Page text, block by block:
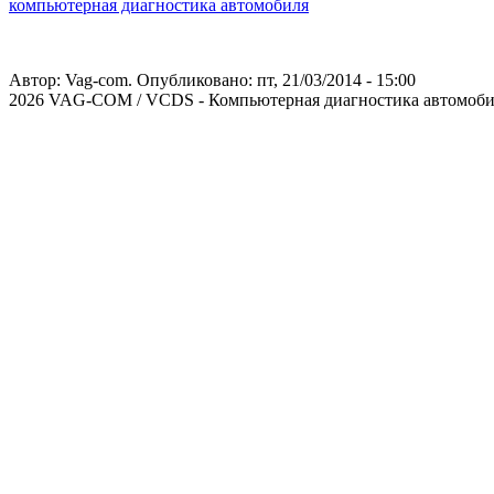
компьютерная диагностика автомобиля
Автор: Vag-com. Опубликовано: пт, 21/03/2014 - 15:00
2026 VAG-COM / VCDS - Компьютерная диагностика